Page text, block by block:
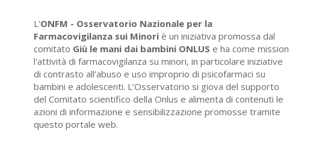
L'ONFM - Osservatorio Nazionale per la
Farmacovigilanza sui Minori è un iniziativa promossa dal
comitato Giù le mani dai bambini ONLUS e ha come mission
l'attività di farmacovigilanza su minori, in particolare iniziative
di contrasto all’abuso e uso improprio di psicofarmaci su
bambini e adolescenti. L’Osservatorio si giova del supporto
del Comitato scientifico della Onlus e alimenta di contenuti le
azioni di informazione e sensibilizzazione promosse tramite
questo portale web.